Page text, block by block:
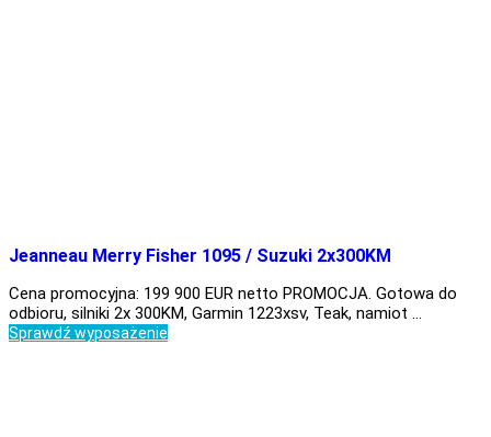
Jeanneau Merry Fisher 1095 / Suzuki 2x300KM
Cena promocyjna: 199 900 EUR netto PROMOCJA. Gotowa do
odbioru, silniki 2x 300KM, Garmin 1223xsv, Teak, namiot …
Sprawdź wyposażenie